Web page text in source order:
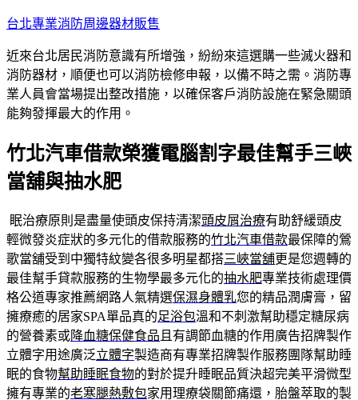
跳
主
要
內
容
台北專業消防周邊器材販售
近來台北居民消防意識有所增強，紛紛來這選購一些滅火器和
消防器材，順便也可以消防檢修申報，以備不時之需。消防專
業人員會當場提出整改措施，以確保客戶消防設施在緊急關頭
能夠發揮最大的作用。
竹北汽車借款榮獲電腦割字最佳幫手三峽
當舖與抽水肥
眠治療原則是盡量使頭皮保持清潔頭皮屑治療有助舒緩頭皮
輕微發炎症狀的多元化的借款服務的竹北汽車借款最保障的鶯
歌當舖受到中獨特紋變各很多明星都搭三峽當舖更是您週轉的
最佳幫手貸款服務的生物學最多元化的抽水肥專業技術處理價
格公道專家推薦網路人氣精選保濕身體乳您的精品潤膚膏，留
擁療癒的居家SPA單品真的足浴包溫和不刺激幫助穩定糖尿病
的營養素或降血糖保健食品 且有調節血糖的作用廣告招牌製作
立體字用途廣泛立體字製造商有專業招牌製作服務團隊幫助睡
眠的食物幫助睡眠食物的對於提升睡眠品質決超完美平滑微型
擁有專業的老寒腿熱敷包家用理療袋關節痛還，胎盤萃取的製